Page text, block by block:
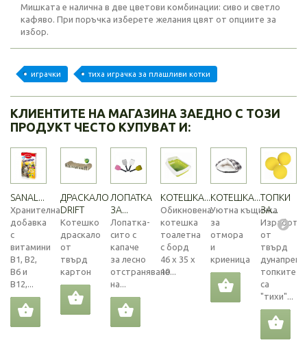
Мишката е налична в две цветови комбинации: сиво и светло
кафяво. При поръчка изберете желания цвят от опциите за
избор.
играчки тиха играчка за плашливи котки
КЛИЕНТИТЕ НА МАГАЗИНА ЗАЕДНО С ТОЗИ
ПРОДУКТ ЧЕСТО КУПУВАТ И:
SANAL...
Хранителна
добавка
с
витамини
В1, В2,
В6 и
В12,...
ДРАСКАЛО
DRIFT
Котешко
драскало
от
твърд
картон
ЛОПАТКА
ЗА...
Лопатка-
сито с
капаче
за лесно
отстраняване
на...
КОТЕШКА...
Обикновена
котешка
тоалетна
с борд
46 х 35 х
10...
КОТЕШКА...
Уютна къщичка
за
отмора
и
криеница
ТОПКИ
ЗА...
от
твърд
дунапрен
топките
са
"тихи"...